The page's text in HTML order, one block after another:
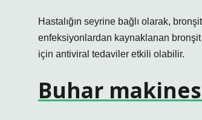
Hastalığın seyrine bağlı olarak,
enfeksiyonlardan kaynaklanan
için antiviral tedaviler etkili olabilir.
Buhar